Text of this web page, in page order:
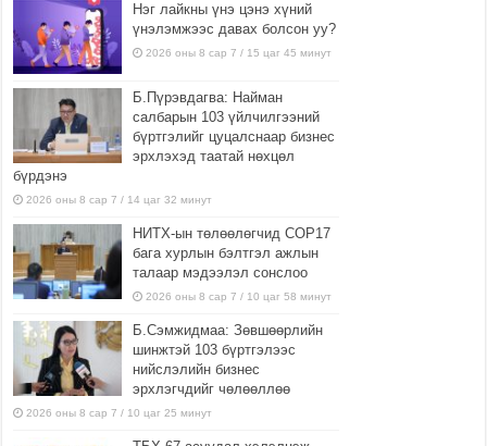
Нэг лайкны үнэ цэнэ хүний
үнэлэмжээс давах болсон уу?
2026 оны 8 сар 7 / 15 цаг 45 минут
Б.Пүрэвдагва: Найман
салбарын 103 үйлчилгээний
бүртгэлийг цуцалснаар бизнес
эрхлэхэд таатай нөхцөл
бүрдэнэ
2026 оны 8 сар 7 / 14 цаг 32 минут
НИТХ-ын төлөөлөгчид COP17
бага хурлын бэлтгэл ажлын
талаар мэдээлэл сонслоо
2026 оны 8 сар 7 / 10 цаг 58 минут
Б.Сэмжидмаа: Зөвшөөрлийн
шинжтэй 103 бүртгэлээс
нийслэлийн бизнес
эрхлэгчдийг чөлөөллөө
2026 оны 8 сар 7 / 10 цаг 25 минут